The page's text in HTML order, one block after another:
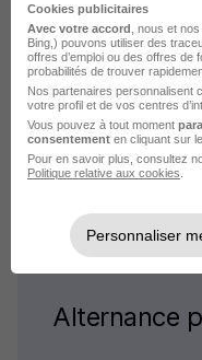
domaine
Alternance
Alternance
Alternance
Alternance
Alternance
Cookies publicitaires
Avec votre accord , nous et
Bing,) pouvons utiliser des
offres d’emploi ou des offres de
probabilités de trouver
Nos partenaires personnalisent
votre profil et de vos centres
Vous pouvez à tout moment
consentement en cliquant sur
Pour en savoir plus, consultez
Politique relative aux cookies
Personnaliser